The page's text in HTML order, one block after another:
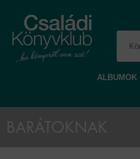
ALBUMOK